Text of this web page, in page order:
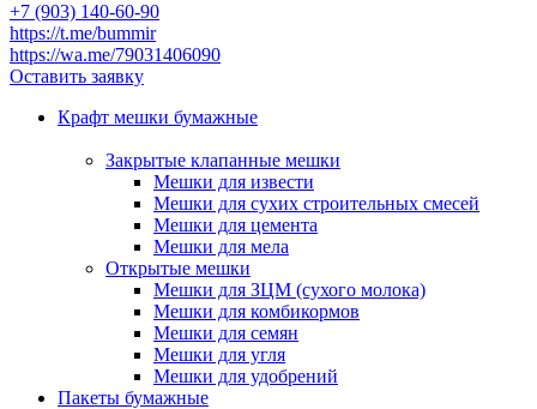
+7 (903) 140-60-90
https://t.me/bummir
https://wa.me/79031406090
Оставить заявку
Крафт мешки бумажные
Закрытые клапанные мешки
Мешки для извести
Мешки для сухих строительных смесей
Мешки для цемента
Мешки для мела
Открытые мешки
Мешки для ЗЦМ (сухого молока)
Мешки для комбикормов
Мешки для семян
Мешки для угля
Мешки для удобрений
Пакеты бумажные